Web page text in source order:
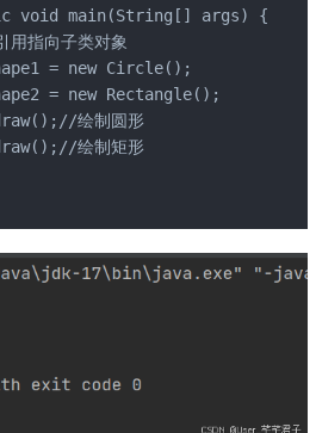
void main(String[] args) {
指向子类对象
= new Circle();
= new Rectangle();
绘制圆形
绘制矩形